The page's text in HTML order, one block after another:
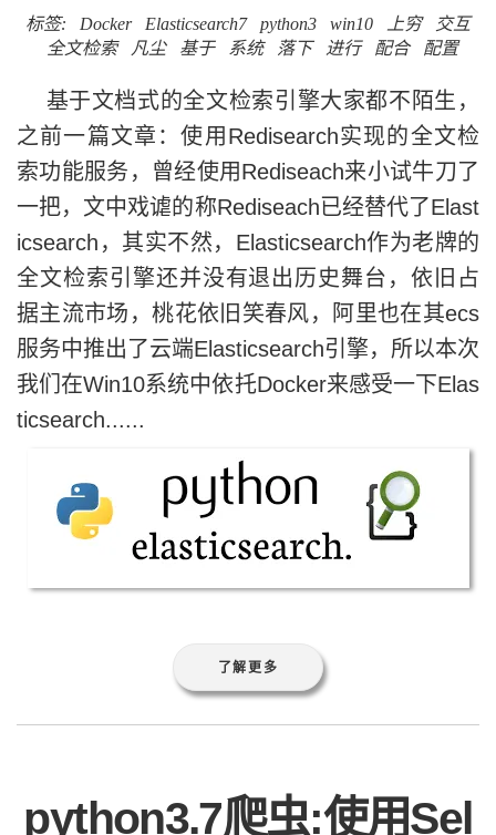
标签: Docker Elasticsearch7 python3 win10 上穷
交互
全文检索
凡尘 基于 系统 落下 进行 配合 配置
基于文档式的全文检索引擎大家都不陌生，
之前一篇文章：使用Redisearch实现的全文检
索功能服务，曾经使用Rediseach来小试牛刀了
一把，文中戏谑的称Rediseach已经替代了Elast
icsearch，其实不然，Elasticsearch作为老牌的
全文检索引擎还并没有退出历史舞台，依旧占
据主流市场，桃花依旧笑春风，阿里也在其ecs
服务中推出了云端Elasticsearch引擎，所以本次
我们在Win10系统中依托Docker来感受一下Elas
ticsearch......
了解更多
python3.7爬虫:使用Sel